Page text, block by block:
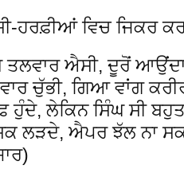
ਹਰਫ਼ੀਆਂ ਵਿਚ ਜਿਕਰ
ਤਲਵਾਰ ਐਸੀ, ਦੂਰੋਂ
ਚੁੱਭੀ, ਗਿਆ ਵਾਂਗ
ਹੁੰਦੇ, ਲੇਕਿਨ ਸਿੰਘ ਸੀ
ਲੜਦੇ, ਐਪਰ ਝੱਲ ਨਾ